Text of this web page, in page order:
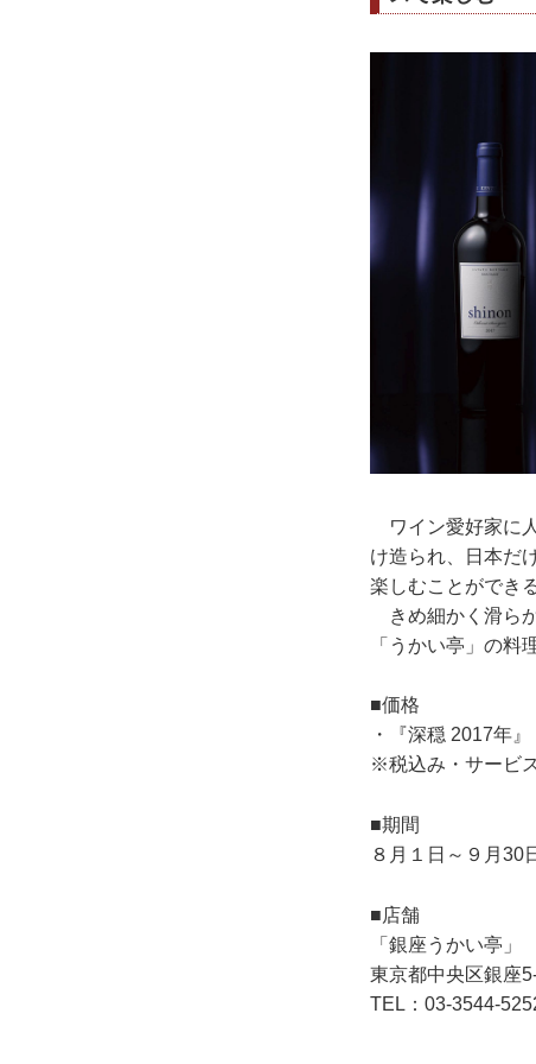
ワイン愛好家に
け造られ、日本だ
楽しむことができ
きめ細かく滑ら
「うかい亭」の料
■価格
・『深穏 2017年
※税込み・サービ
■期間
８月１日～９月30
■店舗
「銀座うかい亭」
東京都中央区銀座
TEL：03-3544-